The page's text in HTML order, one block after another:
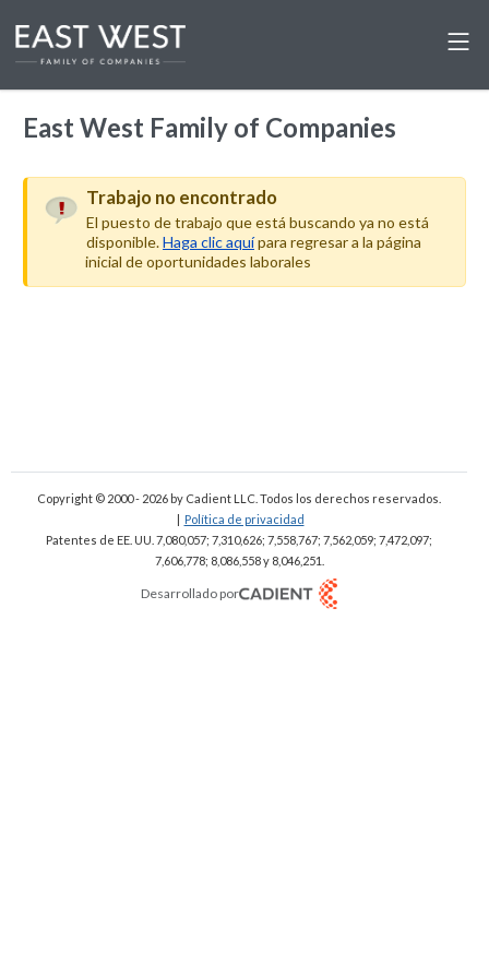
East West Family of Companies
Trabajo no encontrado
El puesto de trabajo que está buscando ya no está
disponible.Haga clic aquípara regresar a la página
inicial de oportunidades laborales
Copyright © 2000 - 2026 by Cadient LLC. Todos los derechos reservados.
| Política de privacidad
Patentes de EE. UU. 7,080,057; 7,310,626; 7,558,767; 7,562,059; 7,472,097;
7,606,778; 8,086,558 y 8,046,251.
Desarrollado por